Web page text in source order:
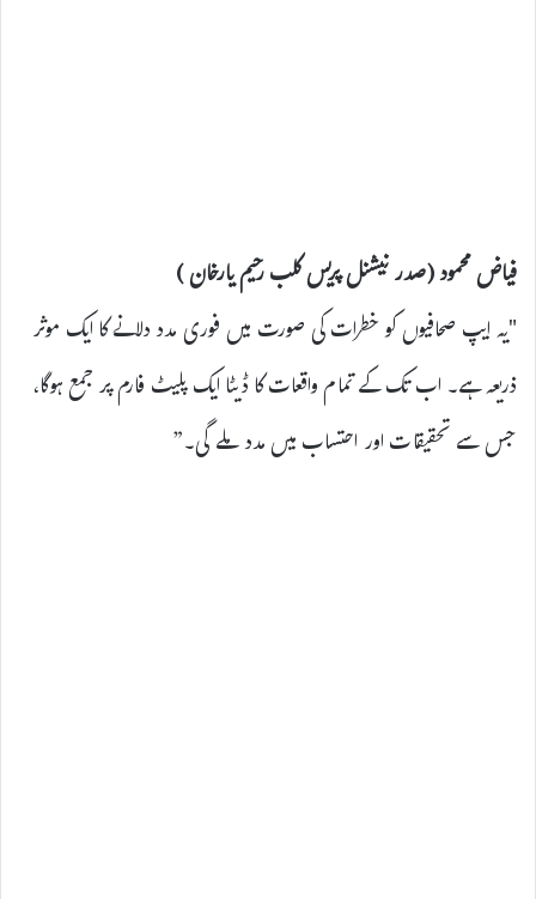
فیاض محمود (صدر نیشنل پریس کلب رحیم یارخان )
"یہ ایپ صحافیوں کو خطرات کی صورت میں فوری مدد دلانے کا ایک موثر
ذریعہ ہے۔ اب تک کے تمام واقعات کا ڈیٹا ایک پلیٹ فارم پر جمع ہوگا،
جس سے تحقیقات اور احتساب میں مدد ملے گی۔”